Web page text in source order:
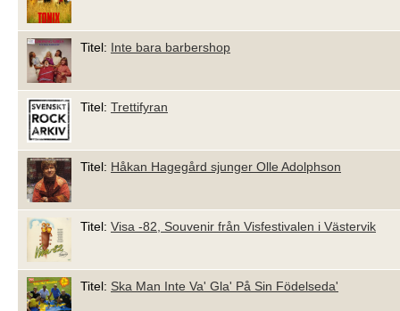
Titel: Inte bara barbershop
Titel: Trettifyran
Titel: Håkan Hagegård sjunger Olle Adolphson
Titel: Visa -82, Souvenir från Visfestivalen i Västervik
Titel: Ska Man Inte Va' Gla' På Sin Födelseda'